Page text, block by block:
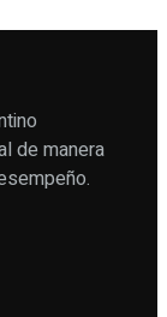
de manera